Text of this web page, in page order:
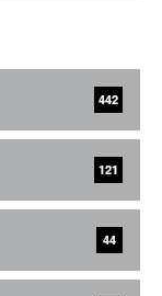
442
121
44